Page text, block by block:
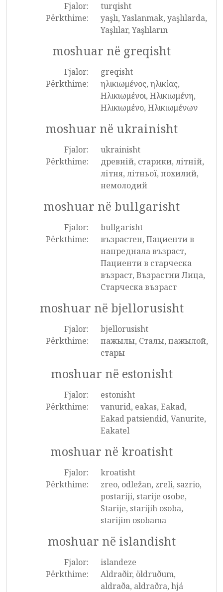
Fjalor:
turqisht
Përkthime:
yaşlı, Yaslanmak, yaşlılarda,
Yaşlılar, Yaşlıların
moshuar në greqisht
Fjalor:
greqisht
Përkthime:
ηλικιωμένος, ηλικίας,
Ηλικιωμένοι, Ηλικιωμένη,
Ηλικιωμένο, Ηλικιωμένων
moshuar në ukrainisht
Fjalor:
ukrainisht
Përkthime:
древній, старики, літній,
літня, літньої, похилий,
немолодий
moshuar në bullgarisht
Fjalor:
bullgarisht
Përkthime:
възрастен, Пациенти в
напреднала възраст,
Пациенти в старческа
възраст, Възрастни Лица,
Старческа възраст
moshuar në bjellorusisht
Fjalor:
bjellorusisht
Përkthime:
пажылы, Сталы, пажылой,
стары
moshuar në estonisht
Fjalor:
estonisht
Përkthime:
vanurid, eakas, Eakad,
Eakad patsiendid, Vanurite,
Eakatel
moshuar në kroatisht
Fjalor:
kroatisht
Përkthime:
zreo, odležan, zreli, sazrio,
postariji, starije osobe,
Starije, starijih osoba,
starijim osobama
moshuar në islandisht
Fjalor:
islandeze
Përkthime:
Aldraðir, öldruðum,
aldraða, aldraðra, hjá